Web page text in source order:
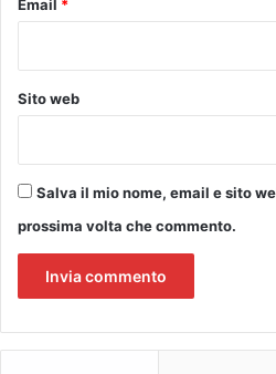
a
a
l
a
z
o
Email *
Sito web
Salva il mio nome, email e sito
prossima volta che commento.